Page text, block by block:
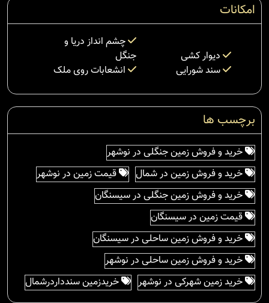
امکانات
دیوار کشی
چشم انداز دریا و
جنگل
سند شورایی
انشعابات روی ملک
برچسب ها
خرید و فروش زمین جنگلی در نوشهر
خرید و فروش زمین در شمال
قیمت زمین در نوشهر
خرید و فروش زمین جنگلی در سیسنگان
قیمت زمین در سیسنگان
خرید و فروش زمین ساحلی در سیسنگان
خرید و فروش زمین ساحلی در نوشهر
خرید زمین شهرکی در نوشهر
خریدزمین سندداردرشمال